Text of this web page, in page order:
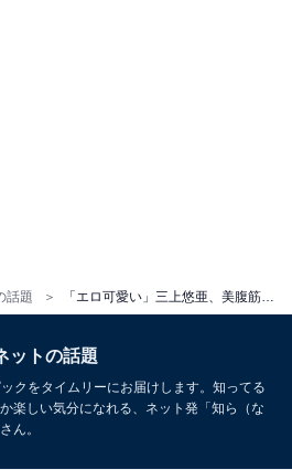
話題 「エロ可愛い」三上悠亜、美腹筋あらわなランジェリー姿！ 「スタイル良すぎる」「顔面偏差値高すぎ」
ットの話題
クをタイムリーにお届けします。知ってる
楽しい気分になれる、ネット発「知ら（な
ん。